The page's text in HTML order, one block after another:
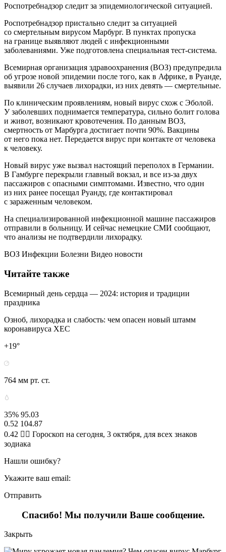
Роспотребнадзор следит за эпидемиологической ситуацией.
Роспотребнадзор пристально следит за ситуацией
со смертельным вирусом Марбург. В пунктах пропуска
на границе выявляют людей с инфекционными
заболеваниями. Уже подготовлена специальная тест-система.
Всемирная организация здравоохранения (ВОЗ) предупредила
об угрозе новой эпидемии после того, как в Африке, в Руанде,
выявили 26 случаев лихорадки, из них девять — смертельные.
По клиническим проявлениям, новый вирус схож с Эболой.
У заболевших поднимается температура, сильно болит голова
и живот, возникают кровотечения. По данным ВОЗ,
смертность от Марбурга достигает почти 90%. Вакцины
от него пока нет. Передается вирус при контакте от человека
к человеку.
Новый вирус уже вызвал настоящий переполох в Германии.
В Гамбурге перекрыли главный вокзал, и все из-за двух
пассажиров с опасными симптомами. Известно, что один
из них ранее посещал Руанду, где контактировал
с зараженным человеком.
На специализированной инфекционной машине пассажиров
отправили в больницу. И сейчас немецкие СМИ сообщают,
что анализы не подтвердили лихорадку.
ВОЗ Инфекции Болезни Видео новости
Читайте также
Всемирный день сердца — 2024: история и традиции
праздника
Озноб, лихорадка и слабость: чем опасен новый штамм
коронавируса ХЕС
+19°
764 мм рт. ст.
35% 95.03
0.52 104.87
0.42 🧙‍♀ Гороскоп на сегодня, 3 октября, для всех знаков
зодиака
Нашли ошибку?
Укажите ваш email:
Отправить
Спасибо! Мы получили Ваше сообщение.
Закрыть